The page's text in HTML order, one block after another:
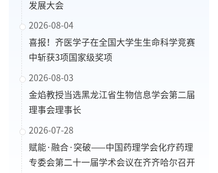
发展大会
2026-08-04
喜报！齐医学子在全国大学生生命科学竞赛
中斩获3项国家级奖项
2026-08-03
金焰教授当选黑龙江省生物信息学会第二届
理事会理事长
2026-07-28
赋能·融合·突破——中国药理学会化疗药理
专委会第二十一届学术会议在齐齐哈尔召开